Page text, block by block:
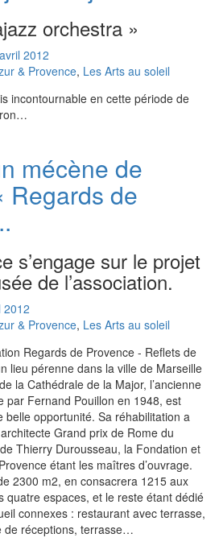
orchestra »
avril 2012
& Provence, Les Arts au soleil
incontournable en cette période de
mécène de
Regards de
s’engage sur le projet
de l’association.
2012
& Provence, Les Arts au soleil
Regards de Provence - Reflets de
lieu pérenne dans la ville de Marseille
la Cathédrale de la Major, l’ancienne
par Fernand Pouillon en 1948, est
belle opportunité. Sa réhabilitation a
Grand prix de Rome du
Thierry Durousseau, la Fondation et
étant les maîtres d’ouvrage.
2300 m2, en consacrera 1215 aux
quatre espaces, et le reste étant dédié
connexes : restaurant avec terrasse,
de réceptions, terrasse…